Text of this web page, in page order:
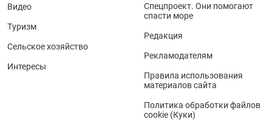
Видео
Туризм
Сельское хозяйство
Интересы
Спецпроект. Они помогают
спасти море
Редакция
Рекламодателям
Правила использования
материалов сайта
Политика обработки файлов
cookie (Куки)